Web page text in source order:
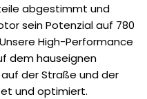
abgestimmt und
sein Potenzial auf 780
High-Performance
dem hauseignen
der Straße und der
und optimiert.